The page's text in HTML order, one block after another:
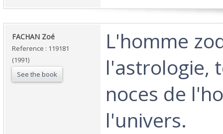
‎FACHAN Zoé‎
Reference : 119181
(1991)
See the book
‎L'homme
l'astrologie,
noces de
l'univers.‎